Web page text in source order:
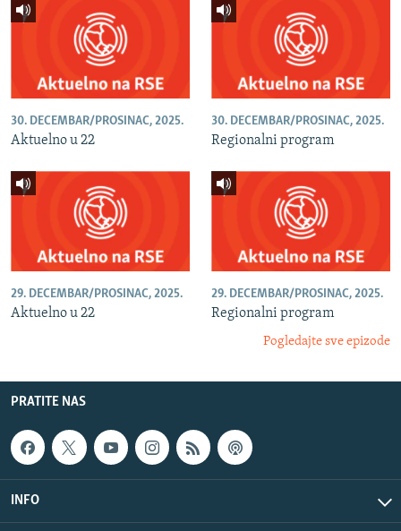
30. DECEMBAR/PROSINAC, 2025.
Aktuelno u 22
30. DECEMBAR/PROSINAC, 2025.
Regionalni program
29. DECEMBAR/PROSINAC, 2025.
Aktuelno u 22
29. DECEMBAR/PROSINAC, 2025.
Regionalni program
Pogledajte sve epizode
PRATITE NAS
INFO